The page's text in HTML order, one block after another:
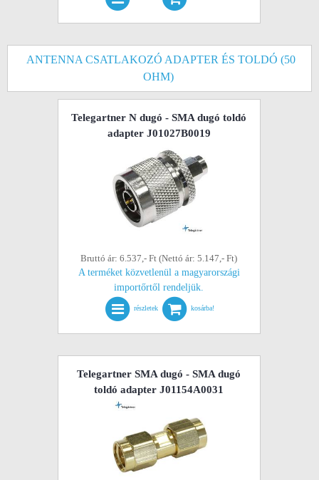
ANTENNA CSATLAKOZÓ ADAPTER ÉS TOLDÓ (50
OHM)
Telegartner N dugó - SMA dugó toldó
adapter J01027B0019
Bruttó ár: 6.537,- Ft (Nettó ár: 5.147,- Ft)
A terméket közvetlenül a magyarországi
importőrtől rendeljük.
részletek kosárba!
Telegartner SMA dugó - SMA dugó
toldó adapter J01154A0031